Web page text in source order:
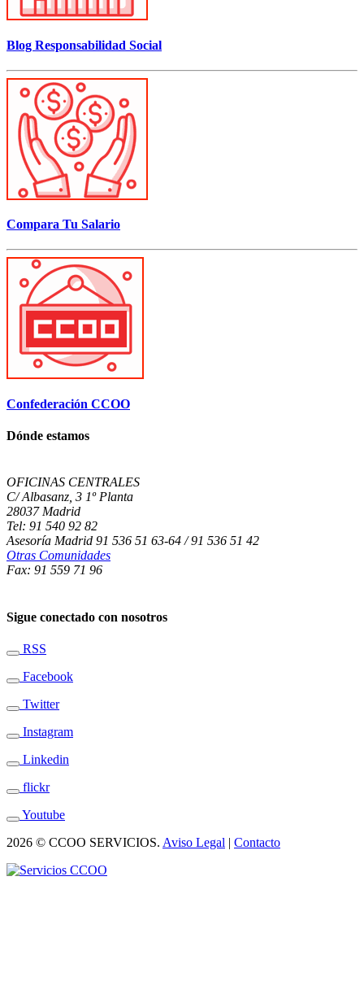
Blog Responsabilidad Social
Compara Tu Salario
Confederación CCOO
Dónde estamos
OFICINAS CENTRALES
C/ Albasanz, 3 1º Planta
28037 Madrid
Tel: 91 540 92 82
Asesoría Madrid 91 536 51 63-64 / 91 536 51 42
Otras Comunidades
Fax: 91 559 71 96
Sigue conectado con nosotros
RSS
Facebook
Twitter
Instagram
Linkedin
flickr
Youtube
2026 © CCOO SERVICIOS. Aviso Legal | Contacto